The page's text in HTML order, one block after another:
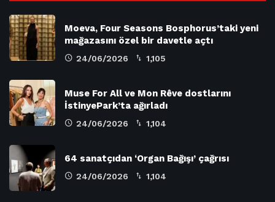
Moeva, Four Seasons Bosphorus’taki yeni
mağazasını özel bir davetle açtı
24/06/2026 1,105
Muse For All ve Mon Rêve dostlarını
İstinyePark’ta ağırladı
24/06/2026 1,104
64 sanatçıdan ‘Organ Bağışı’ çağrısı
24/06/2026 1,104